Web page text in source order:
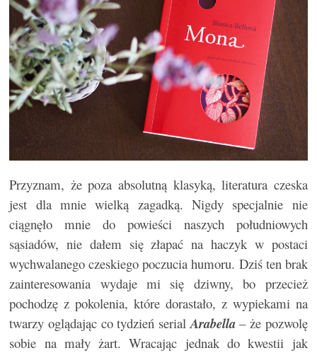
Przyznam, że poza absolutną klasyką, literatura czeska
jest dla mnie wielką zagadką. Nigdy specjalnie nie
ciągnęło mnie do powieści naszych południowych
sąsiadów, nie dałem się złapać na haczyk w postaci
wychwalanego czeskiego poczucia humoru. Dziś ten brak
zainteresowania wydaje mi się dziwny, bo przecież
pochodzę z pokolenia, które dorastało, z wypiekami na
twarzy oglądając co tydzień serialArabella– że pozwolę
sobie na mały żart. Wracając jednak do kwestii jak